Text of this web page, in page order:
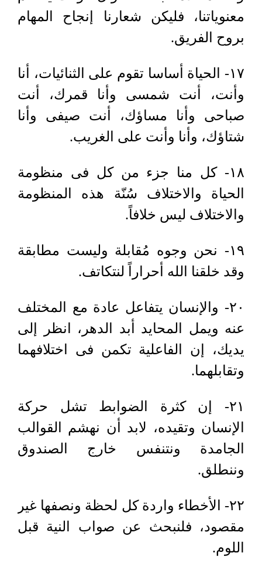
معنوياتنا، فليكن شعارنا إنجاح المهام
بروح الفريق.
١٧- الحياة أساسا تقوم على الثنائيات، أنا
وأنت، أنت شمسى وأنا قمرك، أنت
صباحى وأنا مساؤك، أنت صيفى وأنا
شتاؤك، وأنا وأنت على الغريب.
١٨- كل منا جزء من كل فى منظومة
الحياة والاختلاف سُنّة هذه المنظومة
والاختلاف ليس خلافاً.
١٩- نحن وجوه مُقابلة وليست مطابقة
وقد خلقنا الله أحراراً لنتكاتف.
٢٠- والإنسان يتفاعل عادة مع المختلف
عنه ويمل المحايد أبد الدهر، انظر إلى
يديك، إن الفاعلية تكمن فى اختلافهما
وتقابلهما.
٢١- إن كثرة الضوابط تشل حركة
الإنسان وتقيده، لابد أن نهشم القوالب
الجامدة ونتنفس خارج الصندوق
وننطلق.
٢٢- الأخطاء واردة كل لحظة ونصفها غير
مقصود، فلنبحث عن صواب النية قبل
اللوم.